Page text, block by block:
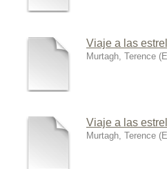
Viaje a las
Murtagh, Terence (
Viaje a las
Murtagh, Terence (